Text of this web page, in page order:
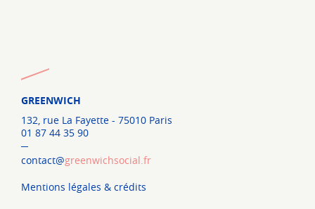
GREENWICH
132, rue La Fayette - 75010 Paris
01 87 44 35 90
contact@greenwichsocial.fr
Mentions légales & crédits